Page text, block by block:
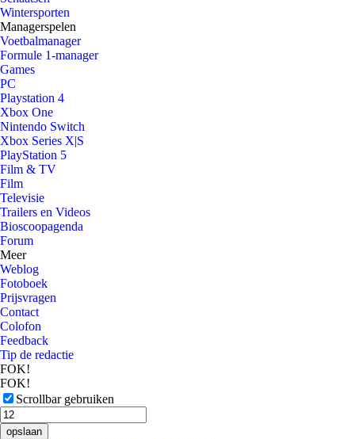
Wintersporten
Managerspelen
Voetbalmanager
Formule 1-manager
Games
PC
Playstation 4
Xbox One
Nintendo Switch
Xbox Series X|S
PlayStation 5
Film & TV
Film
Televisie
Trailers en Videos
Bioscoopagenda
Forum
Meer
Weblog
Fotoboek
Prijsvragen
Contact
Colofon
Feedback
Tip de redactie
FOK!
FOK!
Scrollbar gebruiken
opslaan